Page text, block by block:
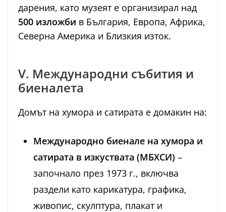
дарения, като музеят е организирал над
500 изложби в България, Европа, Африка,
Северна Америка и Близкия изток.
V. Международни събития и
биеналета
Домът на хумора и сатирата е домакин на:
Международно биенале на хумора и
сатирата в изкуствата (МБХСИ) –
започнало през 1973 г., включва
раздели като карикатура, графика,
живопис, скулптура, плакат и